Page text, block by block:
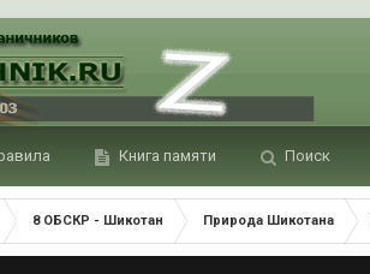
Книга памяти Поиск
8 ОБСКР - Шикотан Природа Шикотана